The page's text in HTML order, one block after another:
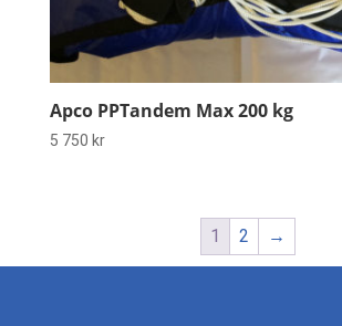
Apco PPTandem Max 200 kg
5 750 kr
1 2 →